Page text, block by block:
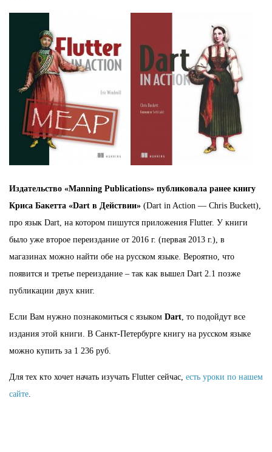
Издательство «Manning Publications» публиковала ранее книгу
Криса Бакетта «Dart в Действии» (Dart in Action — Chris Buckett),
про язык Dart, на котором пишутся приложения Flutter. У книги
было уже второе переиздание от 2016 г. (первая 2013 г.), в
магазинах можно найти обе на русском языке. Вероятно, что
появится и третье переиздание – так как вышел Dart 2.1 позже
публикации двух книг.
Если Вам нужно познакомиться с языком Dart, то подойдут все
издания этой книги. В Санкт-Петербурге книгу на русском языке
можно купить за 1 236 руб.
Для тех кто хочет начать изучать Flutter сейчас, есть уроки по нашем
сайте.